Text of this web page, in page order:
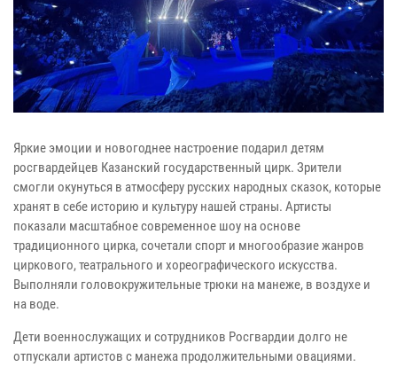
Яркие эмоции и новогоднее настроение подарил детям
росгвардейцев Казанский государственный цирк. Зрители
смогли окунуться в атмосферу русских народных сказок, которые
хранят в себе историю и культуру нашей страны. Артисты
показали масштабное современное шоу на основе
традиционного цирка, сочетали спорт и многообразие жанров
циркового, театрального и хореографического искусства.
Выполняли головокружительные трюки на манеже, в воздухе и
на воде.
Дети военнослужащих и сотрудников Росгвардии долго не
отпускали артистов с манежа продолжительными овациями.